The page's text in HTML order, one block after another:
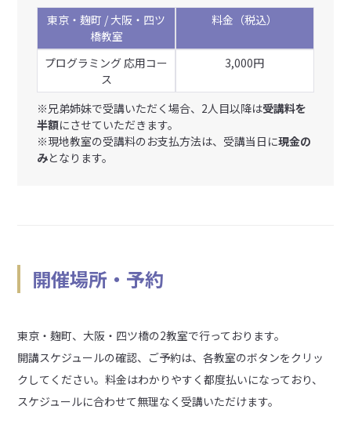
東京・麹町 / 大阪・四ツ
橋教室
料金（税込）
プログラミング 応用コー
ス
3,000円
※兄弟姉妹で受講いただく場合、2人目以降は受講料を
半額にさせていただきます。
※現地教室の受講料のお支払方法は、受講当日に現金の
みとなります。
開催場所・予約
東京・麹町、大阪・四ツ橋の2教室で行っております。
開講スケジュールの確認、ご予約は、各教室のボタンをクリッ
クしてください。料金はわかりやすく都度払いになっており、
スケジュールに合わせて無理なく受講いただけます。